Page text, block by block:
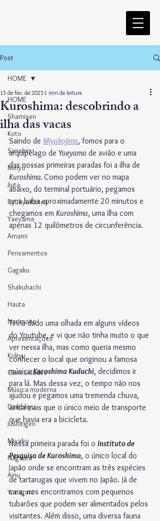
Post
HOME
Shamisen
Koto
Sanshin
Minyo
Jiuta
Ryukyu Koten
Yaeyama
Amami
Pensamentos
Gagaku
Shakuhachi
Hauta
Narimono
Apresentações
Kokyu
Curiosidades
Música moderna
Daikokyu
Jushitigen
Miyako
Nagauta
Ainu
Yonaguni
HOME
Kuroshima: descobrindo a
ilha das vacas
15 de fev. de 2025 1 min de leitura
Saindo de Miyakojima, fomos para o
arquipélago de Yaeyama de avião e uma
das nossas primeiras paradas foi a ilha de
Kuroshima. Como podem ver no mapa
abaixo, do terminal portuário, pegamos
uma balsa aproximadamente 20 minutos e
chegamos em Kuroshima, uma ilha com
apenas 12 quilômetros de circunferência.
Tinha dado uma olhada em alguns vídeos
do Youtube, e vi que não tinha muito o que
ver nessa ilha, mas como queria mesmo
conhecer o local que originou a famosa
música Kuroshima Kuduchi, decidimos ir
para lá. Mas dessa vez, o tempo não nos
ajudou e pegamos uma tremenda chuva,
ainda mais que o único meio de transporte
que havia era a bicicleta.
Nossa primeira parada foi o Instituto de
Pesquisa de Kuroshima, o único local do
Japão onde se encontram as três espécies
de tartarugas que vivem no Japão. Já de
cara, nos encontramos com pequenos
tubarões que podem ser alimentados pelos
visitantes. Além disso, uma diversa fauna